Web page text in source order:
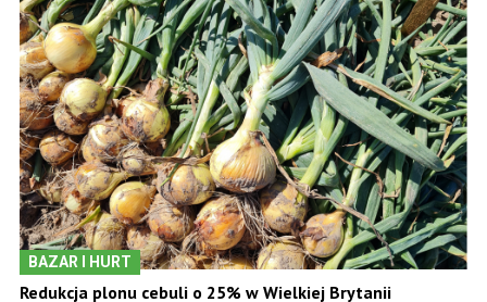
BAZAR I HURT
Redukcja plonu cebuli o 25% w Wielkiej Brytanii